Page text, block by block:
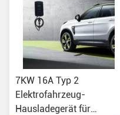
7KW 16A Typ 2
Elektrofahrzeug-
Hausladegerät für